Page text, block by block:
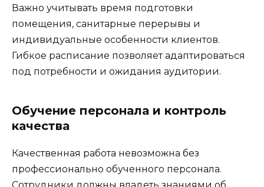
Важно учитывать время подготовки
помещения, санитарные перерывы и
индивидуальные особенности клиентов.
Гибкое расписание позволяет адаптироваться
под потребности и ожидания аудитории.
Обучение персонала и контроль
качества
Качественная работа невозможна без
профессионально обученного персонала.